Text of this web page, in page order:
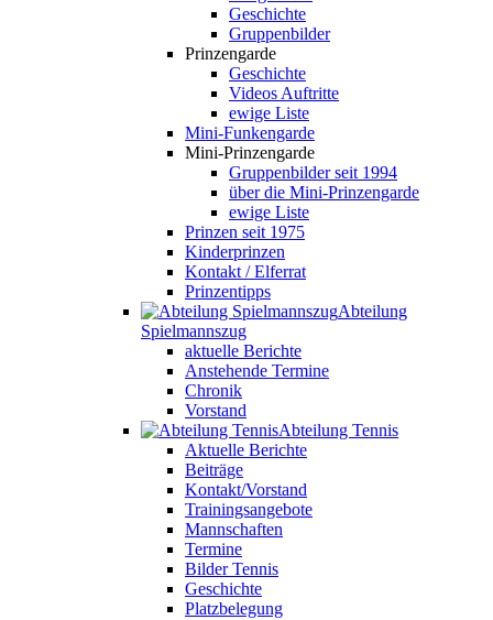
Geschichte
Gruppenbilder
Prinzengarde
Geschichte
Videos Auftritte
ewige Liste
Mini-Funkengarde
Mini-Prinzengarde
Gruppenbilder seit 1994
über die Mini-Prinzengarde
ewige Liste
Prinzen seit 1975
Kinderprinzen
Kontakt / Elferrat
Prinzentipps
Abteilung
Spielmannszug
aktuelle Berichte
Anstehende Termine
Chronik
Vorstand
Abteilung Tennis
Aktuelle Berichte
Beiträge
Kontakt/Vorstand
Trainingsangebote
Mannschaften
Termine
Bilder Tennis
Geschichte
Platzbelegung